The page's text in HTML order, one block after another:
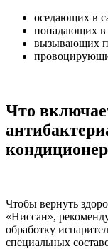
оседающих в
попадающих в
вызывающих
Что
Чтобы вернуть
«Ниссан»,
обработку
специальных